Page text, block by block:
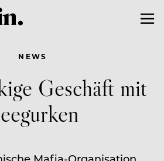
NEWS
Geschäft mit